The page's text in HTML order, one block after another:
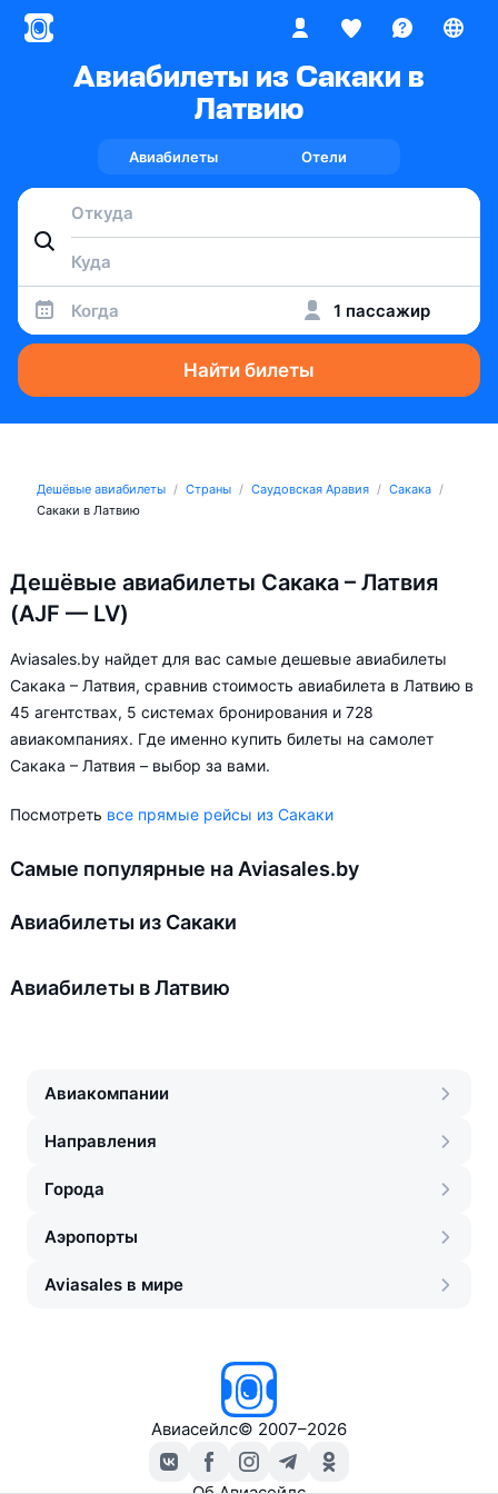
Авиабилеты из Сакаки в
Латвию
Авиабилеты Отели
Когда 1 пассажир
Найти билеты
Дешёвые авиабилеты Страны Саудовская Аравия
Сакака
Сакаки в Латвию
Дешёвые авиабилеты Сакака – Латвия
(AJF — LV)
Aviasales.by найдет для вас самые дешевые авиабилеты
Сакака – Латвия, сравнив стоимость авиабилета в Латвию в
45 агентствах, 5 системах бронирования и 728
авиакомпаниях. Где именно купить билеты на самолет
Сакака – Латвия – выбор за вами.
Посмотреть все прямые рейсы из Сакаки
Самые популярные на Aviasales.by
Авиабилеты из Сакаки
Авиабилеты в Латвию
Авиакомпании
Направления
Города
Аэропорты
Aviasales в мире
Авиасейлс© 2007–2026